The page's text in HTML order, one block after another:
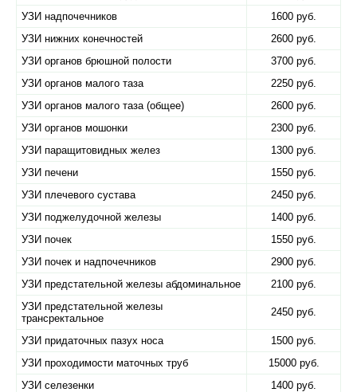
УЗИ надпочечников
1600 руб.
УЗИ нижних конечностей
2600 руб.
УЗИ органов брюшной полости
3700 руб.
УЗИ органов малого таза
2250 руб.
УЗИ органов малого таза (общее)
2600 руб.
УЗИ органов мошонки
2300 руб.
УЗИ паращитовидных желез
1300 руб.
УЗИ печени
1550 руб.
УЗИ плечевого сустава
2450 руб.
УЗИ поджелудочной железы
1400 руб.
УЗИ почек
1550 руб.
УЗИ почек и надпочечников
2900 руб.
УЗИ предстательной железы абдоминальное
2100 руб.
УЗИ предстательной железы
трансректальное
2450 руб.
УЗИ придаточных пазух носа
1500 руб.
УЗИ проходимости маточных труб
15000 руб.
УЗИ селезенки
1400 руб.